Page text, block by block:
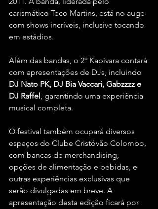
carismático Teco Martins, está no auge
com shows incríveis, inclusive tocando
em estádios.
Além das bandas, o 2º Kapivara contará
com apresentações de DJs, incluindo
DJ Nato PK, DJ Bia Vaccari, Gabzzzz e
DJ Raffel, garantindo uma experiência
musical completa.
O festival também ocupará diversos
espaços do Clube Cristóvão Colombo,
com bancas de merchandising,
opções de alimentação e bebidas, e
outras experiências exclusivas que
serão divulgadas em breve. A
apresentação desta edição ficará por